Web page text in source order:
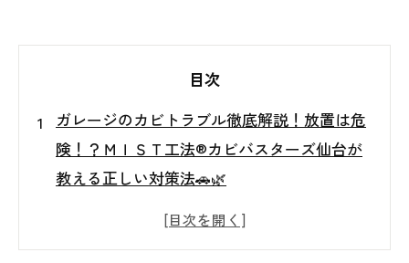
目次
ガレージのカビトラブル徹底解説！放置は危
険！？ＭＩＳＴ工法®カビバスターズ仙台が
教える正しい対策法🚗🌿
🚗【はじめに】意外と多い！ガレージのカビ